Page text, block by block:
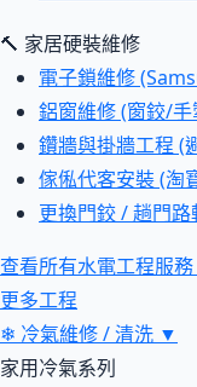
🔨 家居硬裝維修
電子鎖維修
鋁窗維修 (窗鉸/
鑽牆與掛牆工程 (
傢俬代客安裝 (淘
更換門鉸 / 趟門路
查看所有水電工程服
更多工程
❄ 冷氣維修 / 清洗 ▼
家用冷氣系列